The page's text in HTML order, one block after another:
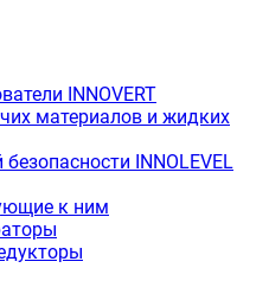
INNOVERT
материалов и жидких
INNOLEVEL
к ним